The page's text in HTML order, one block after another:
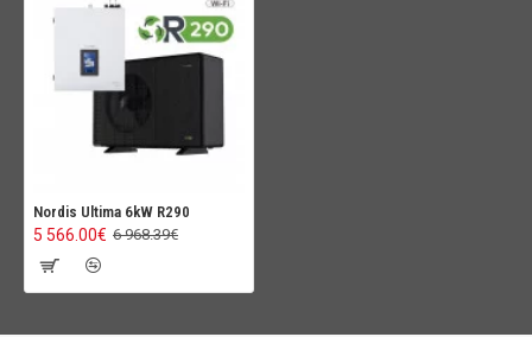
Nordis Ultima 6kW R290
5 566.00€ 6 968.39€